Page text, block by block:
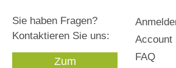
Sie haben Fragen?
Kontaktieren Sie uns:
Zum
Account
FAQ